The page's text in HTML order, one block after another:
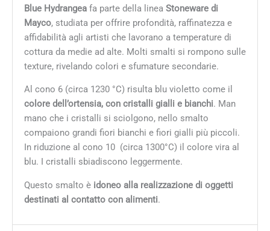
Blue Hydrangea fa parte della linea Stoneware di
Mayco, studiata per offrire profondità, raffinatezza e
affidabilità agli artisti che lavorano a temperature di
cottura da medie ad alte. Molti smalti si rompono sulle
texture, rivelando colori e sfumature secondarie.
Al cono 6 (circa 1230 °C) risulta blu violetto come il
colore dell’ortensia, con cristalli gialli e bianchi. Man
mano che i cristalli si sciolgono, nello smalto
compaiono grandi fiori bianchi e fiori gialli più piccoli.
In riduzione al cono 10 (circa 1300°C) i l colore vira al
blu. I cristalli sbiadiscono leggermente.
Questo smalto è idoneo alla realizzazione di oggetti
destinati al contatto con alimenti.